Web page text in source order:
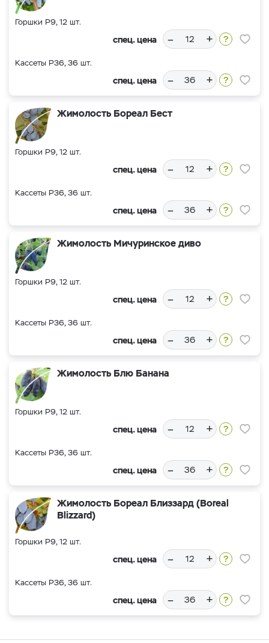
Горшки Р9, 12 шт.
спец. цена – +
Кассеты Р36, 36 шт.
спец. цена – +
Жимолость Бореал Бест
Горшки Р9, 12 шт.
спец. цена – +
Кассеты Р36, 36 шт.
спец. цена – +
Жимолость Мичуринское диво
Горшки Р9, 12 шт.
спец. цена – +
Кассеты Р36, 36 шт.
спец. цена – +
Жимолость Блю Банана
Горшки Р9, 12 шт.
спец. цена – +
Кассеты Р36, 36 шт.
спец. цена – +
Жимолость Бореал Близзард (Boreal
Blizzard)
Горшки Р9, 12 шт.
спец. цена – +
Кассеты Р36, 36 шт.
спец. цена – +